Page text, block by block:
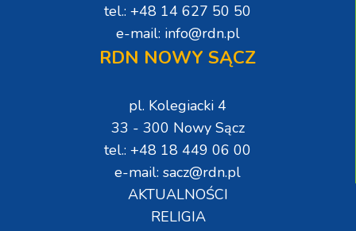
tel.: +48 14 627 50 50
e-mail: info@rdn.pl
RDN NOWY SĄCZ
pl. Kolegiacki 4
33 - 300 Nowy Sącz
tel.: +48 18 449 06 00
e-mail: sacz@rdn.pl
AKTUALNOŚCI
RELIGIA